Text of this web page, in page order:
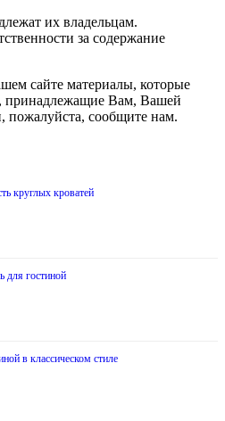
их владельцам.
за содержание
сайте материалы, которые
принадлежащие Вам, Вашей
пожалуйста, сообщите нам.
круглых кроватей
для гостиной
в классическом стиле